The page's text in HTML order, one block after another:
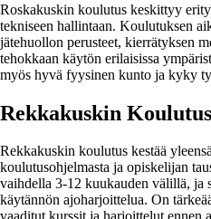
Roskakuskin koulutus keskittyy
tekniseen hallintaan. Koulutuksen
jätehuollon perusteet, kierrätyksen
tehokkaan käytön erilaisissa
myös hyvä fyysinen kunto ja kyky
Rekkakuskin
Rekkakuskin koulutus kestää
koulutusohjelmasta ja opiskelijan
vaihdella 3-12 kuukauden välillä, ja
käytännön ajoharjoittelua. On